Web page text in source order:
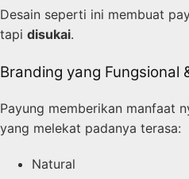
Desain seperti ini membuat
tapi disukai.
Branding yang Fungsional
Payung memberikan manfaat
yang melekat padanya terasa:
Natural